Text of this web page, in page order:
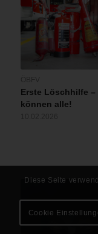
Erste Löschhilfe –
können alle!
Diese Seite
Cookie